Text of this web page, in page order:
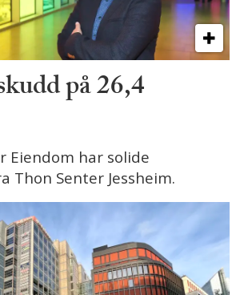
på 26,4
Eiendom har solide
Thon Senter Jessheim.